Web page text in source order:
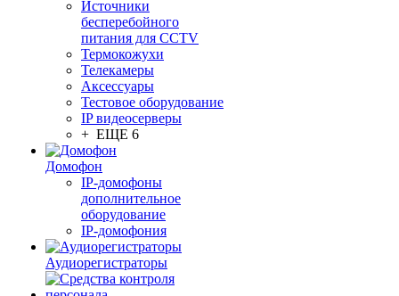
Источники
бесперебойного
питания для CCTV
Термокожухи
Телекамеры
Аксессуары
Тестовое оборудование
IP видеосерверы
+ ЕЩЕ 6
Домофон
IP-домофоны
дополнительное
оборудование
IP-домофония
Аудиорегистраторы